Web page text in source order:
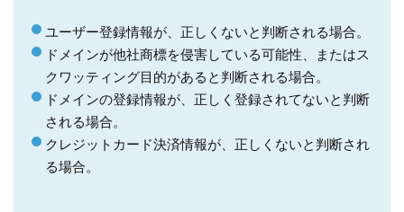
ユーザー登録情報が、正しくないと判断される場合。
ドメインが他社商標を侵害している可能性、またはス
クワッティング目的があると判断される場合。
ドメインの登録情報が、正しく登録されてないと判断
される場合。
クレジットカード決済情報が、正しくないと判断され
る場合。